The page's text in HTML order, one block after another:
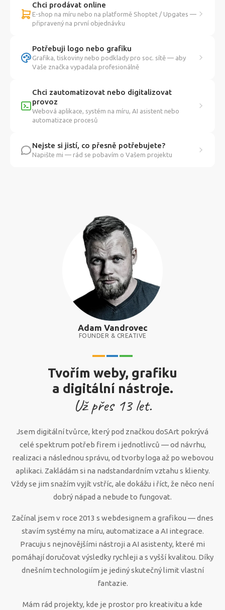
Chci prodávat online
E-shop na míru nebo na platformě Shoptet / Upgates —
připravený na první objednávku
Potřebuji logo nebo grafiku
Grafika, tiskoviny nebo podklady pro soc. sítě — aby
Vaše značka vypadala profesionálně
Chci zautomatizovat nebo digitalizovat
provoz
Webová aplikace, systém na míru, AI asistent nebo
automatizace procesů
Nejste si jistí, co přesně potřebujete?
Napište mi — rád se pobavím o Vašem projektu
Adam Vandrovec
FOUNDER & CREATIVE
Tvořím weby, grafiku
a digitální nástroje.
Už přes 13let.
Jsem digitální tvůrce, který pod značkou doSArt pokrývá
celé spektrum potřeb firem i jednotlivců — od návrhu,
realizaci a následnou správu, od tvorby loga až po webovou
aplikaci. Zakládám si na nadstandardním vztahu s klienty.
Vždy se jim snažím vyjít vstříc, ale dokážu i říct, že něco není
dobrý nápad a nebude to fungovat.
Začínal jsem v roce 2013 s webdesignem a grafikou — dnes
stavím systémy na míru, automatizace a AI integrace.
Pracuju s nejnovějšími nástroji a AI asistenty, které mi
pomáhají doručovat výsledky rychleji a s vyšší kvalitou. Díky
dnešním technologiím je jediný skutečný limit vlastní
fantazie.
Mám rád projekty, kde je prostor pro kreativitu a kde